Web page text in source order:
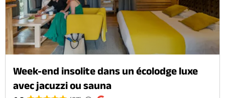
Week-end insolite dans un écolodge luxe
avec jacuzzi ou sauna